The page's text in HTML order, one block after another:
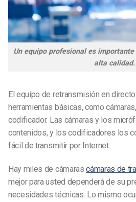
Un equipo profesional es
alta calidad.
El equipo de retransmisión en
herramientas básicas, como
codificador. Las cámaras y los
contenidos, y los codificadores los
fácil de transmitir por Internet.
Hay miles de cámarascámaras de
mejor para usted dependerá de su
necesidades técnicas. Lo mismo